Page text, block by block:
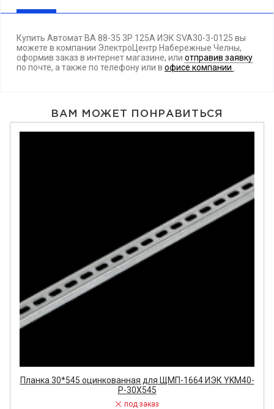
Купить Автомат ВА 88-35 3Р 125А ИЭК SVA30-3-0125 вы
можете в компании ЭлектроЦентр Набережные Челны,
оформив заказ в интернет магазине, или отправив заявку
по почте, а также по телефонуили в офисе компании
ВАМ МОЖЕТ ПОНРАВИТЬСЯ
Планка 30*545 оцинкованная для ЩМП-1664 ИЭК YKM40-
P-30X545
под заказ